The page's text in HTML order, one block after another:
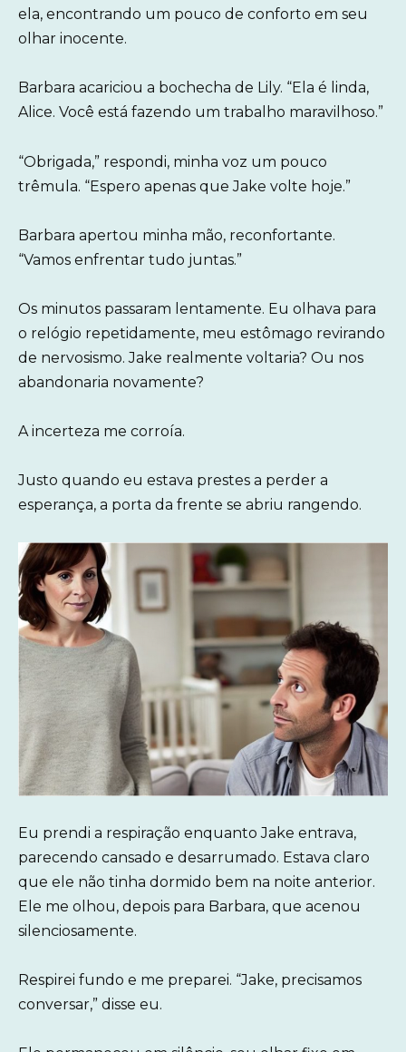
ela, encontrando um pouco de conforto em seu
olhar inocente.
Barbara acariciou a bochecha de Lily. “Ela é linda,
Alice. Você está fazendo um trabalho maravilhoso.”
“Obrigada,” respondi, minha voz um pouco
trêmula. “Espero apenas que Jake volte hoje.”
Barbara apertou minha mão, reconfortante.
“Vamos enfrentar tudo juntas.”
Os minutos passaram lentamente. Eu olhava para
o relógio repetidamente, meu estômago revirando
de nervosismo. Jake realmente voltaria? Ou nos
abandonaria novamente?
A incerteza me corroía.
Justo quando eu estava prestes a perder a
esperança, a porta da frente se abriu rangendo.
Eu prendi a respiração enquanto Jake entrava,
parecendo cansado e desarrumado. Estava claro
que ele não tinha dormido bem na noite anterior.
Ele me olhou, depois para Barbara, que acenou
silenciosamente.
Respirei fundo e me preparei. “Jake, precisamos
conversar,” disse eu.